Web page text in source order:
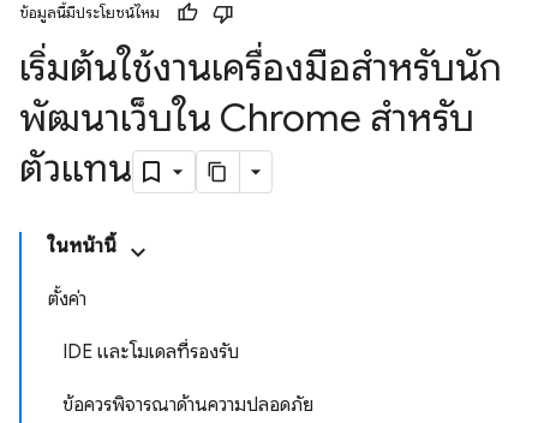
ข้อมูลนี้มีประโยชน์ไหม
เริ่มต้นใช้งานเครื่องมือสำหรับนัก
พัฒนาเว็บใน Chrome สำหรับ
ตัวแทน
ในหน้านี้
ตั้งค่า
IDE และโมเดลที่รองรับ
ข้อควรพิจารณาด้านความปลอดภัย